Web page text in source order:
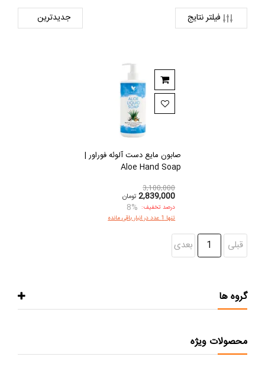
فیلتر نتایج
صابون مايع دست آلوئه فوراور |
Aloe Hand Soap
3,100,000
2,839,000 تومان
درصد تخفیف: 8%
تنها 1 عدد در انبار باقی مانده
قبلی 1 بعدی
گروه ها
محصولات ویژه